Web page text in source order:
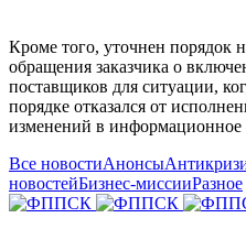
Кроме того, уточнен порядок
обращения заказчика о
поставщиков для ситуации,
порядке отказался от
изменений в информационное
Все новостиАнонсы
новостейБизнес-миссииРазное